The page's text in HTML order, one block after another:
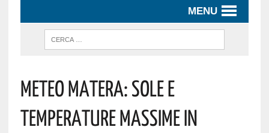
MENU
Meteo Matera: Sole E
Temperature Massime In